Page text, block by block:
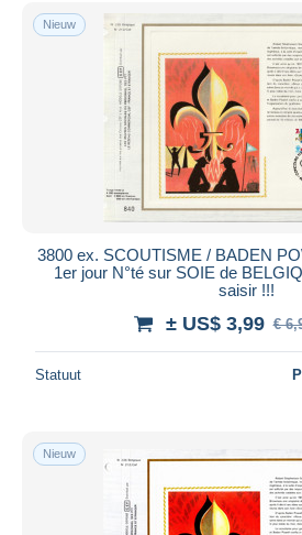
Nieuw
3800 ex. SCOUTISME / BADEN
1er jour N°té sur SOIE de
saisir !!!
± US$ 3,99 €
Statuut
Nieuw